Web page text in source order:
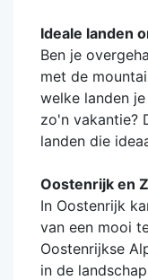
Ideale landen
Ben je
met de
welke landen
zo'n vakantie?
landen die
Oostenrijk en
In Oostenrijk
van een mooi
Oostenrijkse
in de